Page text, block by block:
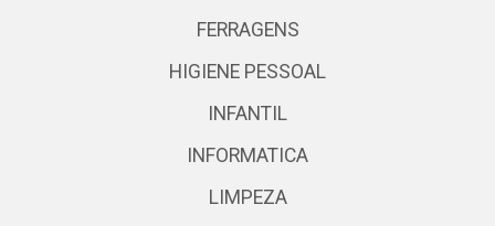
FERRAGENS
HIGIENE PESSOAL
INFANTIL
INFORMATICA
LIMPEZA